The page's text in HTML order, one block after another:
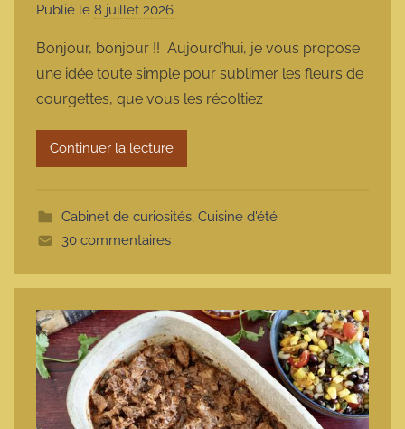
Publié le 8 juillet 2026
r
m
a
r
t
Bonjour, bonjour !! Aujourd’hui, je vous propose
une idée toute simple pour sublimer les fleurs de
courgettes, que vous les récoltiez
Continuer la lecture
Cabinet de curiosités, Cuisine d'été
30 commentaires